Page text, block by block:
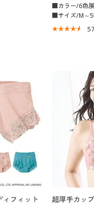
■カラー/6色
■サイズ/M～
ィフィット
超厚手カッ